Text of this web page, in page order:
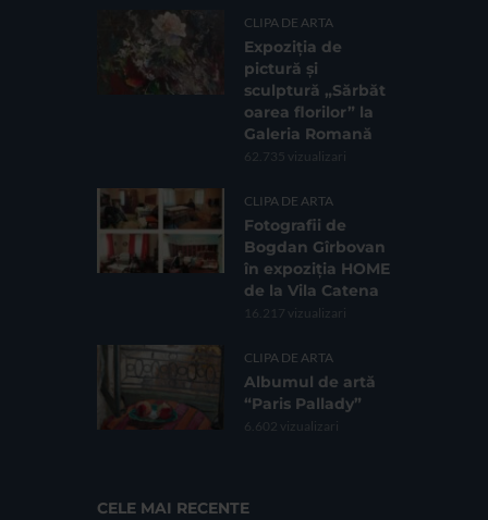
CLIPA DE ARTA
Expoziția de
pictură și
sculptură „Sărbăt
oarea florilor” la
Galeria Romană
62.735 vizualizari
CLIPA DE ARTA
Fotografii de
Bogdan Gîrbovan
în expoziția HOME
de la Vila Catena
16.217 vizualizari
CLIPA DE ARTA
Albumul de artă
“Paris Pallady”
6.602 vizualizari
CELE MAI RECENTE